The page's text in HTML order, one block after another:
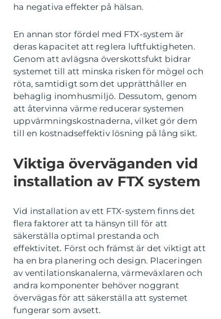
ha negativa effekter på hälsan.
En annan stor fördel med FTX-system är
deras kapacitet att reglera luftfuktigheten.
Genom att avlägsna överskottsfukt bidrar
systemet till att minska risken för mögel och
röta, samtidigt som det upprätthåller en
behaglig inomhusmiljö. Dessutom, genom
att återvinna värme reducerar systemen
uppvärmningskostnaderna, vilket gör dem
till en kostnadseffektiv lösning på lång sikt.
Viktiga överväganden vid
installation av FTX system
Vid installation av ett FTX-system finns det
flera faktorer att ta hänsyn till för att
säkerställa optimal prestanda och
effektivitet. Först och främst är det viktigt att
ha en bra planering och design. Placeringen
av ventilationskanalerna, värmeväxlaren och
andra komponenter behöver noggrant
övervägas för att säkerställa att systemet
fungerar som avsett.